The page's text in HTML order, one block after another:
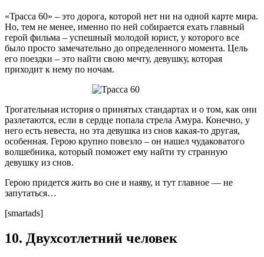
«Трасса 60» – это дорога, которой нет ни на одной карте мира.
Но, тем не менее, именно по ней собирается ехать главный
герой фильма – успешный молодой юрист, у которого все
было просто замечательно до определенного момента. Цель
его поездки – это найти свою мечту, девушку, которая
приходит к нему по ночам.
Трогательная история о принятых стандартах и о том, как они
разлетаются, если в сердце попала стрела Амура. Конечно, у
него есть невеста, но эта девушка из снов какая-то другая,
особенная. Герою крупно повезло – он нашел чудаковатого
волшебника, который поможет ему найти ту странную
девушку из снов.
Герою придется жить во сне и наяву, и тут главное — не
запутаться…
[smartads]
10. Двухсотлетний человек